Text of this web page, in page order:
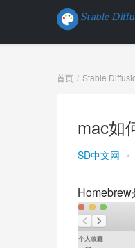
首页 Stable
mac如
SD中文网 •
Homebrew